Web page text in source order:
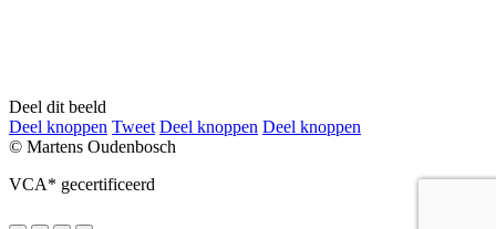
Deel dit beeld
Deel knoppen Deel
knoppen
TweetDeel
knoppen
Deel knoppen Deel
Deel knoppen
© Martens Oudenbosch
VCA* gecertificeerd
Go